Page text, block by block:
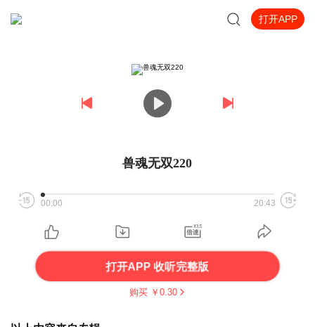
打开APP
兽魂无双220
00:00 20:43
打开APP 收听完整版
购买 ￥ 0.30